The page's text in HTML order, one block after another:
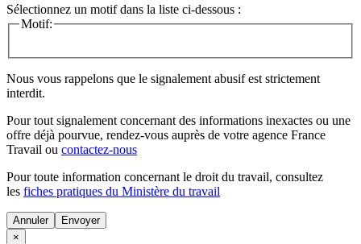
Sélectionnez un motif dans la liste ci-dessous :
Motif:
Nous vous rappelons que le signalement abusif est strictement
interdit.
Pour tout signalement concernant des informations inexactes ou une
offre déjà pourvue, rendez-vous auprès de votre agence France
Travail ou contactez-nous
Pour toute information concernant le droit du travail, consultez
les fiches pratiques du Ministère du travail
Annuler
×